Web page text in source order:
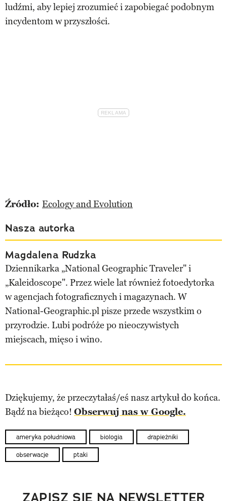
ludźmi, aby lepiej zrozumieć i zapobiegać podobnym
incydentom w przyszłości.
Źródło: Ecology and Evolution
Nasza autorka
Magdalena Rudzka
Dziennikarka „National Geographic Traveler" i
„Kaleidoscope". Przez wiele lat również fotoedytorka
w agencjach fotograficznych i magazynach. W
National-Geographic.pl pisze przede wszystkim o
przyrodzie. Lubi podróże po nieoczywistych
miejscach, mięso i wino.
Dziękujemy, że przeczytałaś/eś nasz artykuł do końca.
Bądź na bieżąco! Obserwuj nas w Google.
ameryka południowa biologia drapieżniki
obserwacje ptaki